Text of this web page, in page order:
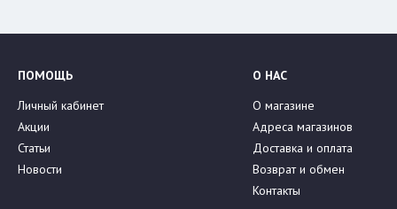
ПОМОЩЬ
Личный кабинет
Акции
Статьи
Новости
О НАС
О магазине
Адреса магазинов
Доставка и оплата
Возврат и обмен
Контакты